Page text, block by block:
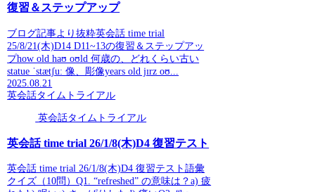
復習＆ステップアップ
ブログ記事より抜粋英会話 time trial
25/8/21(木)D14 D11~13の復習＆ステップアッ
プhow old haʊ oʊld 何歳の、どれくらい古い
statue ˈstætʃuː 像、彫像years old jɪrz oʊ...
2025.08.21
英会話タイムトライアル
英会話タイムトライアル
英会話 time trial 26/1/8(木)D4 復習テスト
英会話 time trial 26/1/8(木)D4 復習テスト語彙
クイズ（10問）Q1. “refreshed” の意味は？a) 疲